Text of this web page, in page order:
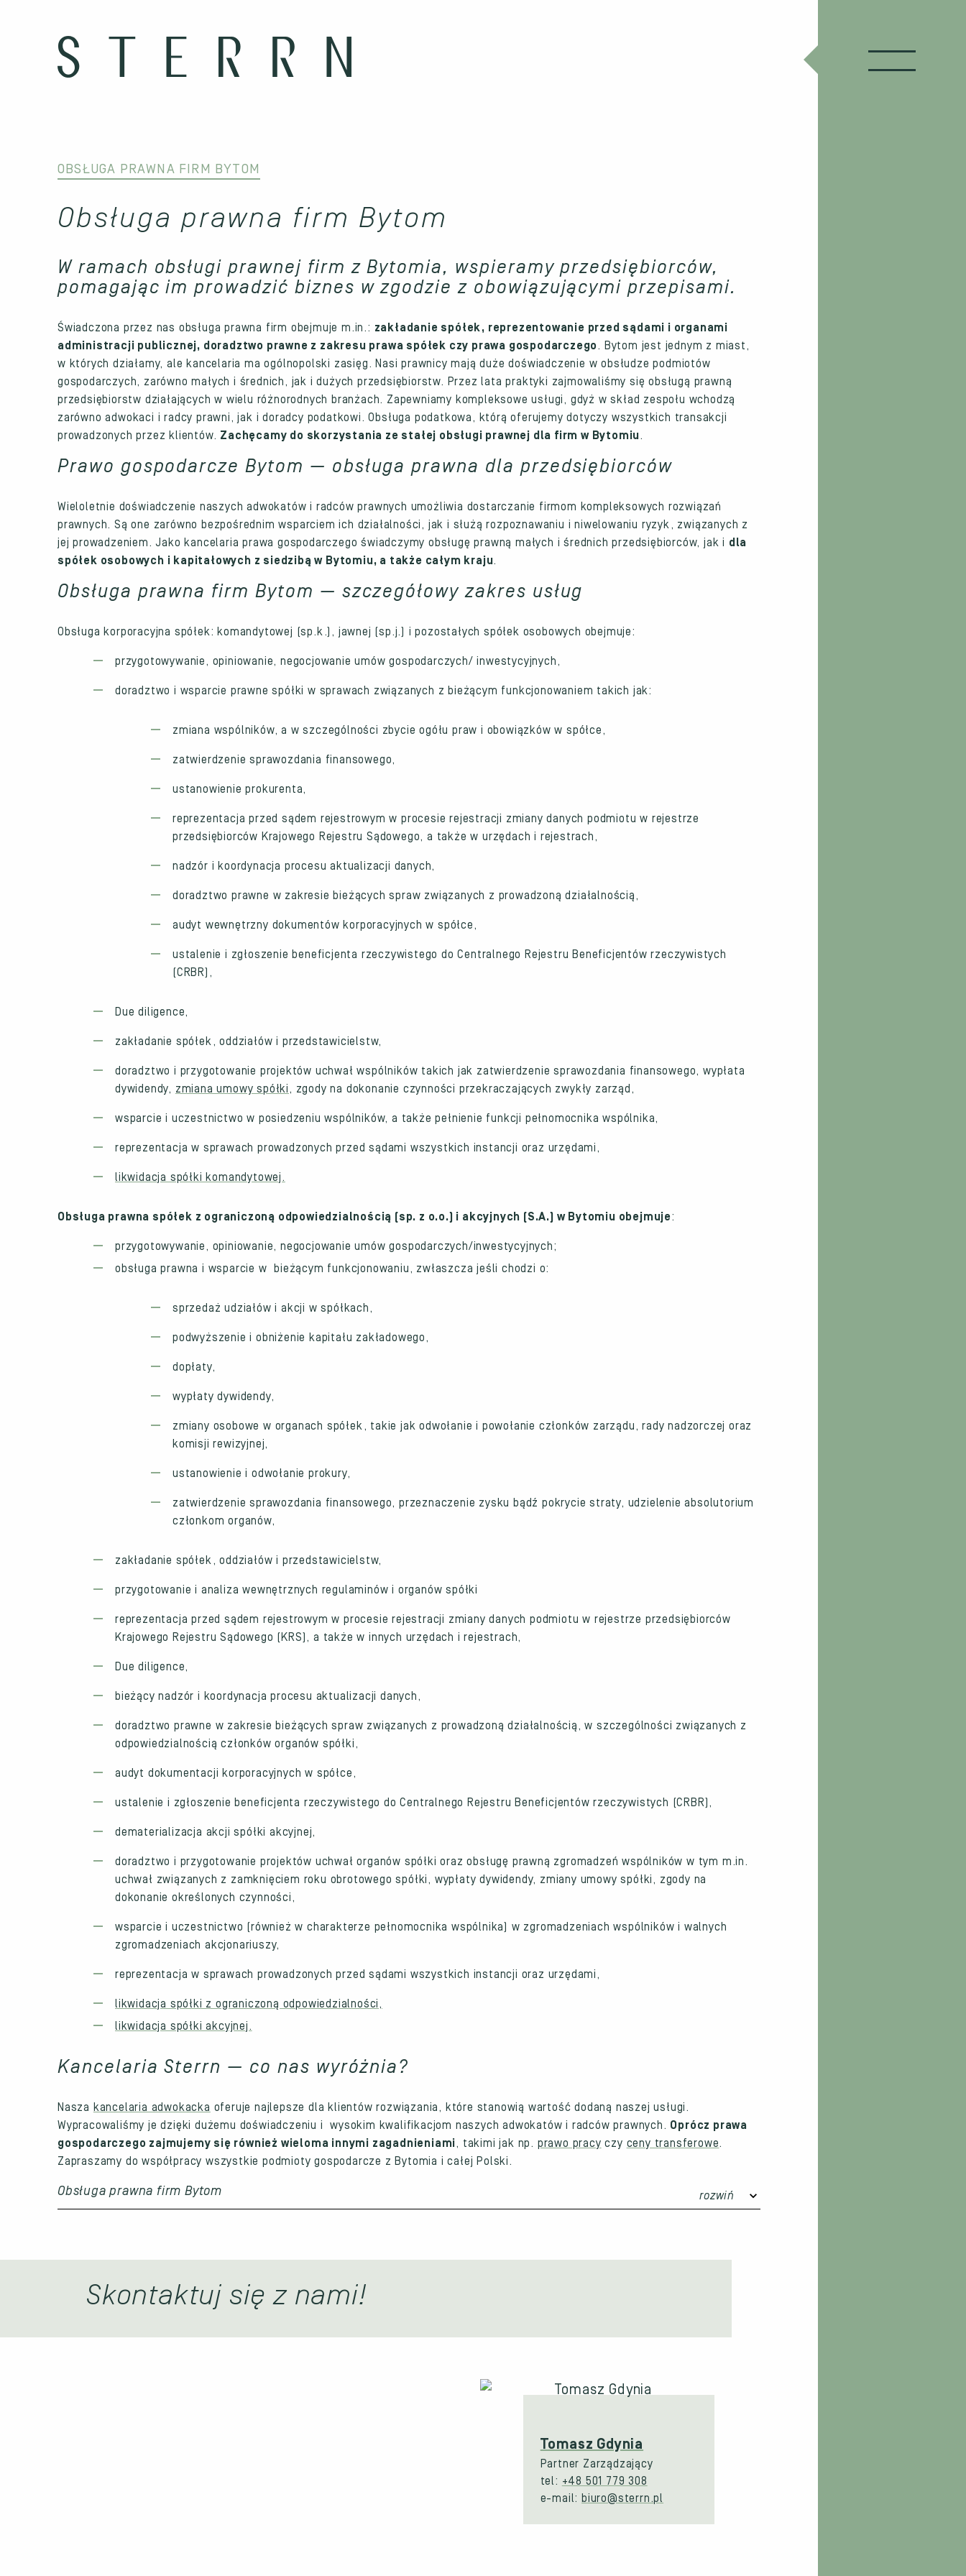
OBSŁUGA PRAWNA FIRM BYTOM
Obsługa prawna firm Bytom
W ramach obsługi prawnej firm z Bytomia, wspieramy przedsiębiorców,
pomagając im prowadzić biznes w zgodzie z obowiązującymi przepisami.
Świadczona przez nas obsługa prawna firm obejmuje m.in.: zakładanie spółek, reprezentowanie przed sądami i organami
administracji publicznej, doradztwo prawne z zakresu prawa spółek czy prawa gospodarczego. Bytom jest jednym z miast,
w których działamy, ale kancelaria ma ogólnopolski zasięg. Nasi prawnicy mają duże doświadczenie w obsłudze podmiotów
gospodarczych, zarówno małych i średnich, jak i dużych przedsiębiorstw. Przez lata praktyki zajmowaliśmy się obsługą prawną
przedsiębiorstw działających w wielu różnorodnych branżach. Zapewniamy kompleksowe usługi, gdyż w skład zespołu wchodzą
zarówno adwokaci i radcy prawni, jak i doradcy podatkowi. Obsługa podatkowa, którą oferujemy dotyczy wszystkich transakcji
prowadzonych przez klientów. Zachęcamy do skorzystania ze stałej obsługi prawnej dla firm w Bytomiu.
Prawo gospodarcze Bytom — obsługa prawna dla przedsiębiorców
Wieloletnie doświadczenie naszych adwokatów i radców prawnych umożliwia dostarczanie firmom kompleksowych rozwiązań
prawnych. Są one zarówno bezpośrednim wsparciem ich działalności, jak i służą rozpoznawaniu i niwelowaniu ryzyk, związanych z
jej prowadzeniem. Jako kancelaria prawa gospodarczego świadczymy obsługę prawną małych i średnich przedsiębiorców, jak i dla
spółek osobowych i kapitałowych z siedzibą w Bytomiu, a także całym kraju.
Obsługa prawna firm Bytom — szczegółowy zakres usług
Obsługa korporacyjna spółek: komandytowej (sp.k.), jawnej (sp.j.) i pozostałych spółek osobowych obejmuje:
przygotowywanie, opiniowanie, negocjowanie umów gospodarczych/ inwestycyjnych,
doradztwo i wsparcie prawne spółki w sprawach związanych z bieżącym funkcjonowaniem takich jak:
zmiana wspólników, a w szczególności zbycie ogółu praw i obowiązków w spółce,
zatwierdzenie sprawozdania finansowego,
ustanowienie prokurenta,
reprezentacja przed sądem rejestrowym w procesie rejestracji zmiany danych podmiotu w rejestrze
przedsiębiorców Krajowego Rejestru Sądowego, a także w urzędach i rejestrach,
nadzór i koordynacja procesu aktualizacji danych,
doradztwo prawne w zakresie bieżących spraw związanych z prowadzoną działalnością,
audyt wewnętrzny dokumentów korporacyjnych w spółce,
ustalenie i zgłoszenie beneficjenta rzeczywistego do Centralnego Rejestru Beneficjentów rzeczywistych
(CRBR),
Due diligence,
zakładanie spółek, oddziałów i przedstawicielstw,
doradztwo i przygotowanie projektów uchwał wspólników takich jak zatwierdzenie sprawozdania finansowego, wypłata
dywidendy, zmiana umowy spółki, zgody na dokonanie czynności przekraczających zwykły zarząd,
wsparcie i uczestnictwo w posiedzeniu wspólników, a także pełnienie funkcji pełnomocnika wspólnika,
reprezentacja w sprawach prowadzonych przed sądami wszystkich instancji oraz urzędami,
likwidacja spółki komandytowej.
Obsługa prawna spółek z ograniczoną odpowiedzialnością (sp. z o.o.) i akcyjnych (S.A.) w Bytomiu obejmuje:
przygotowywanie, opiniowanie, negocjowanie umów gospodarczych/inwestycyjnych;
obsługa prawna i wsparcie w bieżącym funkcjonowaniu, zwłaszcza jeśli chodzi o:
sprzedaż udziałów i akcji w spółkach,
podwyższenie i obniżenie kapitału zakładowego,
dopłaty,
wypłaty dywidendy,
zmiany osobowe w organach spółek, takie jak odwołanie i powołanie członków zarządu, rady nadzorczej oraz
komisji rewizyjnej,
ustanowienie i odwołanie prokury,
zatwierdzenie sprawozdania finansowego, przeznaczenie zysku bądź pokrycie straty, udzielenie absolutorium
członkom organów,
zakładanie spółek, oddziałów i przedstawicielstw,
przygotowanie i analiza wewnętrznych regulaminów i organów spółki
reprezentacja przed sądem rejestrowym w procesie rejestracji zmiany danych podmiotu w rejestrze przedsiębiorców
Krajowego Rejestru Sądowego (KRS), a także w innych urzędach i rejestrach,
Due diligence,
bieżący nadzór i koordynacja procesu aktualizacji danych,
doradztwo prawne w zakresie bieżących spraw związanych z prowadzoną działalnością, w szczególności związanych z
odpowiedzialnością członków organów spółki,
audyt dokumentacji korporacyjnych w spółce,
ustalenie i zgłoszenie beneficjenta rzeczywistego do Centralnego Rejestru Beneficjentów rzeczywistych (CRBR),
dematerializacja akcji spółki akcyjnej,
doradztwo i przygotowanie projektów uchwał organów spółki oraz obsługę prawną zgromadzeń wspólników w tym m.in.
uchwał związanych z zamknięciem roku obrotowego spółki, wypłaty dywidendy, zmiany umowy spółki, zgody na
dokonanie określonych czynności,
wsparcie i uczestnictwo (również w charakterze pełnomocnika wspólnika) w zgromadzeniach wspólników i walnych
zgromadzeniach akcjonariuszy,
reprezentacja w sprawach prowadzonych przed sądami wszystkich instancji oraz urzędami,
likwidacja spółki z ograniczoną odpowiedzialności,
likwidacja spółki akcyjnej.
Kancelaria Sterrn — co nas wyróżnia?
Nasza kancelaria adwokacka oferuje najlepsze dla klientów rozwiązania, które stanowią wartość dodaną naszej usługi.
Wypracowaliśmy je dzięki dużemu doświadczeniu i wysokim kwalifikacjom naszych adwokatów i radców prawnych. Oprócz prawa
gospodarczego zajmujemy się również wieloma innymi zagadnieniami, takimi jak np. prawo pracy czy ceny transferowe.
Zapraszamy do współpracy wszystkie podmioty gospodarcze z Bytomia i całej Polski.
Obsługa prawna firm Bytom
Skontaktuj się z nami!
Tomasz Gdynia
Partner Zarządzający
tel: +48 501 779 308
e-mail: biuro@sterrn.pl